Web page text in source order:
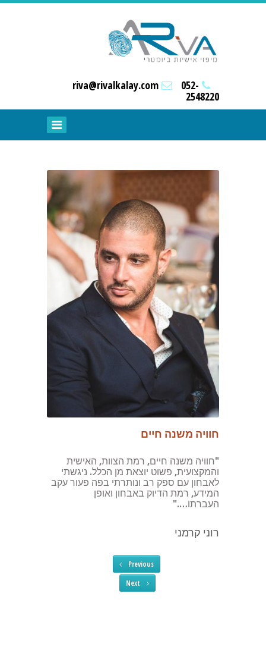
riva@rivalkalay.com 052-
2548220
חוויה משנה חיים
"חוויה משנה חיים, רמת הצוות, האישית
והמקצועית, פשוט יוצאת מן הכלל. ניגשתי
לאבחון עם ספק רב ונותרתי בפה פעור עקב
המידע, רמת הדיוק באבחון ואופן
העברתו…."
רוני קרמני
Previous
Next